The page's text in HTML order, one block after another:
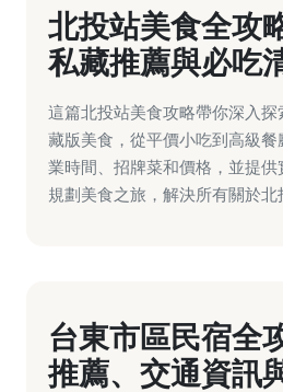
北投站美食全攻
私藏推薦與必吃
這篇北投站美食攻略帶你深入
藏版美食，從平價小吃到高級
業時間、招牌菜和價格，並提
規劃美食之旅，解決所有關於北
台東市區民宿全
推薦、交通資訊